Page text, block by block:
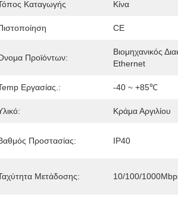
Καταγωγής Κίνα
CE
Προϊόντων:
Βιομηχανικός
Ethernet
Εργασίας.: -40 ~ +85℃
Κράμα Αργιλίου
Προστασίας: IP40
Μετάδοσης: 10/100/